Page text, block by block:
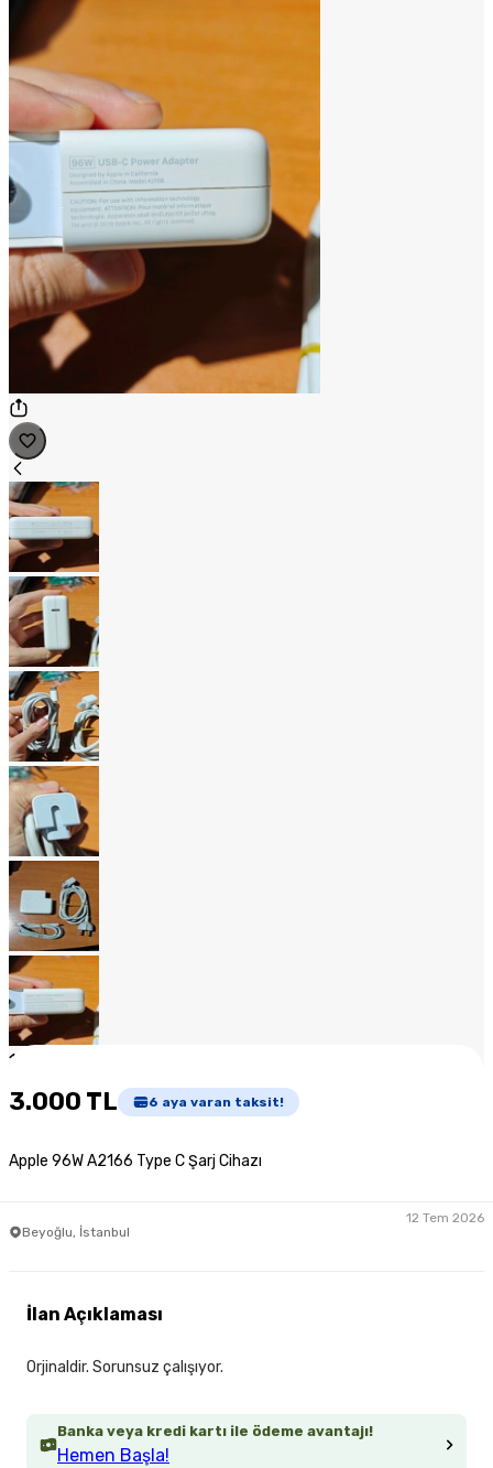
1
3.000 TL 6 aya varan taksit!
Apple 96W A2166 Type C Şarj Cihazı
Beyoğlu, İstanbul
12 Tem 2026
Banka veya kredi kartı ile ödeme avantajı!
Hemen Başla!
İlan Açıklaması
Orjinaldir. Sorunsuz çalışıyor.